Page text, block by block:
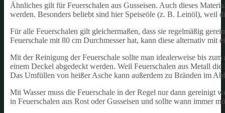
Ähnliches gilt für Feuerschalen aus Gusseisen. Auch dieses
werden. Besonders beliebt sind hier Speiseöle (z. B. Leinöl), weil
Für alle Feuerschalen gilt gleichermaßen, dass sie regelmäßig
Feuerschale mit 80 cm Durchmesser hat, kann diese alternativ mit
Mit der Reinigung der Feuerschale sollte man idealerweise bis
einem Deckel abgedeckt werden. Weil Feuerschalen aus Metall
Das Umfüllen von heißer Asche kann außerdem zu Bränden im
Mit Wasser muss die Feuerschale in der Regel nur dann gereinigt
in Feuerschalen aus Rost oder Gusseisen und sollte wann immer